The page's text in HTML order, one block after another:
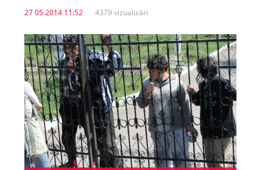
SanoTeca
27 05 2014 11:52 4379 vizualizări